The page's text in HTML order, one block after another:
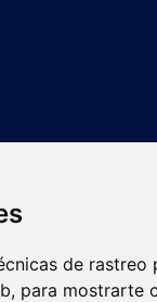
de rastreo
para mostrarte